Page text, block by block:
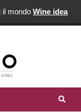
il mondo Wine idea